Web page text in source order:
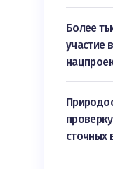
Более
участие
сточных